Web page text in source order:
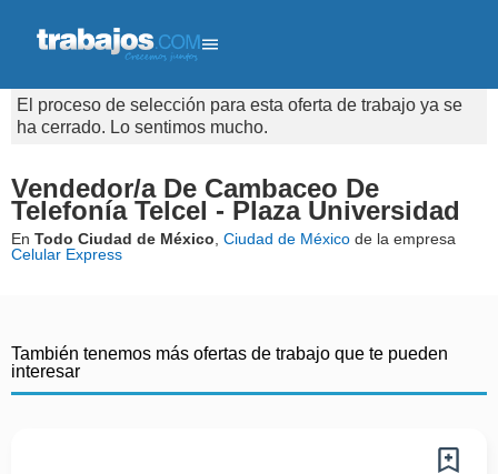
El proceso de selección para esta oferta de trabajo ya se
ha cerrado. Lo sentimos mucho.
Vendedor/a De Cambaceo De
Telefonía Telcel - Plaza Universidad
En Todo Ciudad de México Ciudad de México de la empresa
Celular Express
También tenemos más ofertas de trabajo que te pueden
interesar